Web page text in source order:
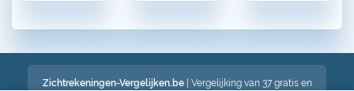
Zichtrekeningen-Vergelijken.be| Vergelijking van 37 gratis en